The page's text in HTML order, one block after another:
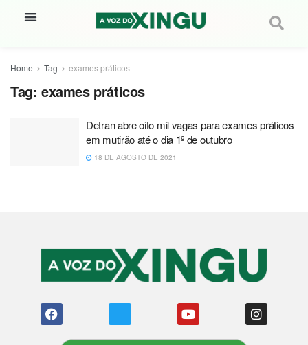
Home Tag exames práticos
Tag: exames práticos
Detran abre oito mil vagas para exames práticos
em mutirão até o dia 1º de outubro
18 DE AGOSTO DE 2021